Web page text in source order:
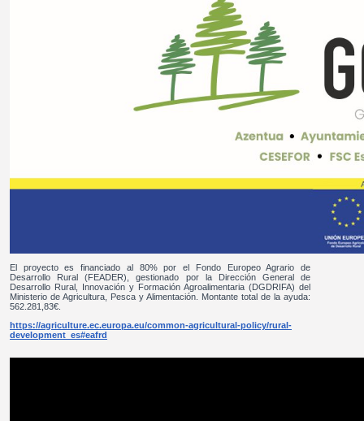
El proyecto es financiado al 80% por el Fondo Europeo Agrario de
Desarrollo Rural (FEADER), gestionado por la Dirección General de
Desarrollo Rural, Innovación y Formación Agroalimentaria (DGDRIFA) del
Ministerio de Agricultura, Pesca y Alimentación. Montante total de la ayuda:
562.281,83€.
https://agriculture.ec.europa.eu/common-agricultural-policy/rural-
development_es#eafrd